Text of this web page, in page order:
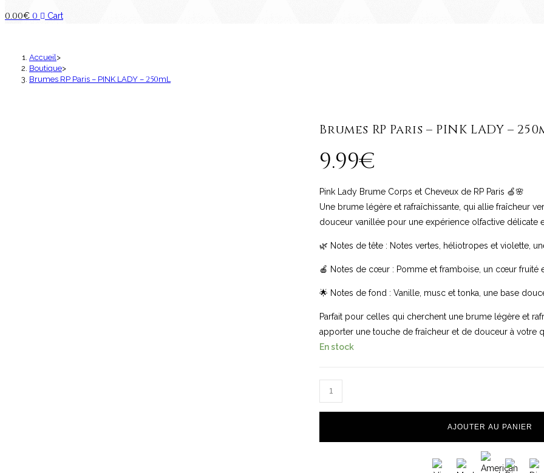
0 00€ 0 Cart
Accueil >
Boutique>
Brumes RP Paris – PINK LADY – 250mL
Brumes RP Paris – PINK LADY – 250
9.99€
Pink Lady Brume Corps et Cheveux de RP Paris 🍏🌸
Une brume légère et rafraîchissante, qui allie fraîcheur
douceur vanillée pour une expérience olfactive délicate
🌿 Notes de tête : Notes vertes, héliotropes et violette,
🍎 Notes de cœur : Pomme et framboise, un cœur fruité
🌟 Notes de fond : Vanille, musc et tonka, une base
Parfait pour celles qui cherchent une brume légère et
apporter une touche de fraîcheur et de douceur à votre
En stock
quantité
de
AJOUTER AU PANIER